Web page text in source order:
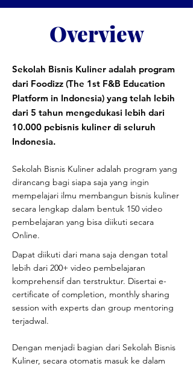
Overview
Sekolah Bisnis Kuliner adalah program
dari Foodizz (The 1st F&B Education
Platform in Indonesia) yang telah lebih
dari 5 tahun mengedukasi lebih dari
10.000 pebisnis kuliner di seluruh
Indonesia.
Sekolah Bisnis Kuliner adalah program yang
dirancang bagi siapa saja yang ingin
mempelajari ilmu membangun bisnis kuliner
secara lengkap dalam bentuk 150 video
pembelajaran yang bisa diikuti secara
Online.
Dapat diikuti dari mana saja dengan total
lebih dari 200+ video pembelajaran
komprehensif dan terstruktur. Disertai e-
certificate of completion, monthly sharing
session with experts dan group mentoring
terjadwal.
Dengan menjadi bagian dari Sekolah Bisnis
Kuliner, secara otomatis masuk ke dalam